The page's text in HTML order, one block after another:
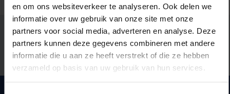
en om ons websiteverkeer te analyseren. Ook delen we
informatie over uw gebruik van onze site met onze
partners voor social media, adverteren en analyse. Deze
partners kunnen deze gegevens combineren met andere
informatie die u aan ze heeft verstrekt of die ze hebben
verzameld op basis van uw gebruik van hun services.
Stond er een fout op deze pagina?
Laat het ons weten